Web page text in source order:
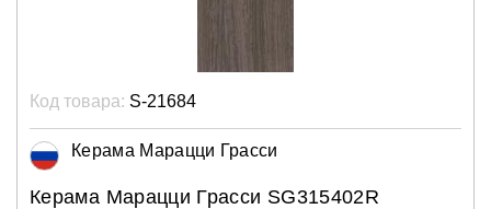
Код товара: S-21684
Керама Марацци Грасси
Керама Марацци Грасси SG315402R